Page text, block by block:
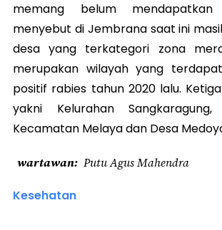
memang belum
menyebut di Jembrana saat ini
desa yang terkategori zona
merupakan wilayah yang
positif rabies tahun 2020 lalu.
yakni Kelurahan
Kecamatan Melaya dan Desa
wartawan Putu Agus Mahendra
Kesehatan